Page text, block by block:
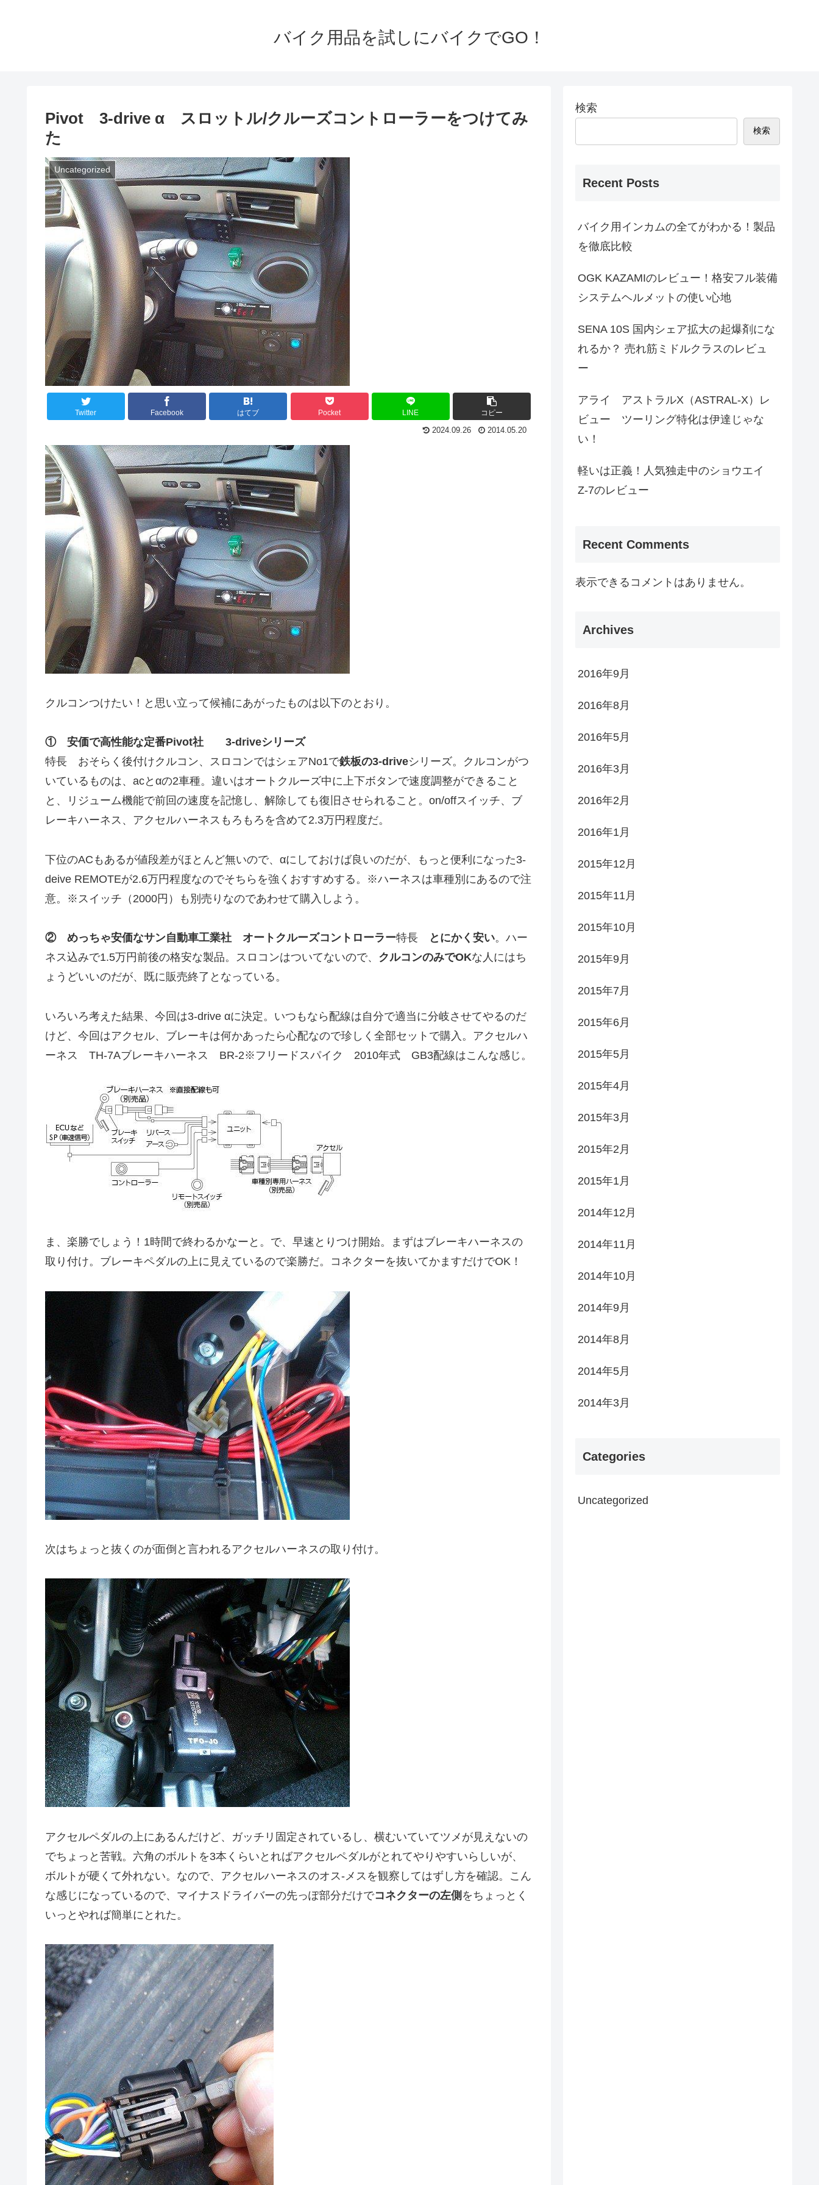
バイク用品を試しにバイクでGO！
Pivot 3-drive α スロットル/クルーズコントローラーをつけてみ
た
Uncategorized
Twitter Facebook はてブ Pocket LINE コピー
2024.09.26 2014.05.20
クルコンつけたい！と思い立って候補にあがったものは以下のとおり。
① 安価で高性能な定番Pivot社 3-driveシリーズ
特長 おそらく後付けクルコン、スロコンではシェアNo1で鉄板の3-driveシリーズ。クルコンがつ
いているものは、acとαの2車種。違いはオートクルーズ中に上下ボタンで速度調整ができること
と、リジューム機能で前回の速度を記憶し、解除しても復旧させられること。on/offスイッチ、ブ
レーキハーネス、アクセルハーネスもろもろを含めて2.3万円程度だ。
下位のACもあるが値段差がほとんど無いので、αにしておけば良いのだが、もっと便利になった3-
deive REMOTEが2.6万円程度なのでそちらを強くおすすめする。※ハーネスは車種別にあるので注
意。※スイッチ（2000円）も別売りなのであわせて購入しよう。
② めっちゃ安価なサン自動車工業社 オートクルーズコントローラー特長 とにかく安い。ハー
ネス込みで1.5万円前後の格安な製品。スロコンはついてないので、 クルコンのみでOKな人にはち
ょうどいいのだが、既に販売終了となっている。
いろいろ考えた結果、今回は3-drive αに決定。いつもなら配線は自分で適当に分岐させてやるのだ
けど、今回はアクセル、ブレーキは何かあったら心配なので珍しく全部セットで購入。アクセルハ
ーネス TH-7Aブレーキハーネス BR-2※フリードスパイク 2010年式 GB3配線はこんな感じ。
ま、楽勝でしょう！1時間で終わるかなーと。で、早速とりつけ開始。まずはブレーキハーネスの
取り付け。ブレーキペダルの上に見えているので楽勝だ。コネクターを抜いてかますだけでOK！
次はちょっと抜くのが面倒と言われるアクセルハーネスの取り付け。
アクセルペダルの上にあるんだけど、ガッチリ固定されているし、横むいていてツメが見えないの
でちょっと苦戦。六角のボルトを3本くらいとればアクセルペダルがとれてやりやすいらしいが、
ボルトが硬くて外れない。なので、アクセルハーネスのオス-メスを観察してはずし方を確認。こん
な感じになっているので、マイナスドライバーの先っぽ部分だけでコネクターの左側 をちょっとく
いっとやれば簡単にとれた。
検索
検索
Recent Posts
バイク用インカムの全てがわかる！製品
を徹底比較
OGK KAZAMIのレビュー！格安フル装備
システムヘルメットの使い心地
SENA 10S 国内シェア拡大の起爆剤にな
れるか？ 売れ筋ミドルクラスのレビュ
ー
アライ アストラルX（ASTRAL-X）レ
ビュー ツーリング特化は伊達じゃな
い！
軽いは正義！人気独走中のショウエイ
Z-7のレビュー
Recent Comments
表示できるコメントはありません。
Archives
2016年9月
2016年8月
2016年5月
2016年3月
2016年2月
2016年1月
2015年12月
2015年11月
2015年10月
2015年9月
2015年7月
2015年6月
2015年5月
2015年4月
2015年3月
2015年2月
2015年1月
2014年12月
2014年11月
2014年10月
2014年9月
2014年8月
2014年5月
2014年3月
Categories
Uncategorized